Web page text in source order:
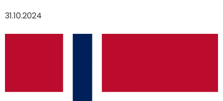
31.10.2024